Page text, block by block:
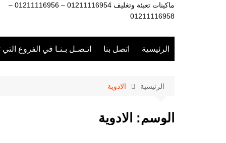
ماكينات تعبئة وتغليف 01211116954 – 01211116956 –
01211116958
الرئيسية اتصل بنا اتـصـل بـنـا في الفروع
الرئيسية الادوية
الوسم: الادوية